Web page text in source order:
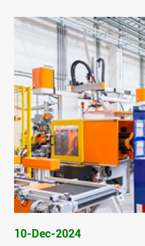
10-Dec-2024